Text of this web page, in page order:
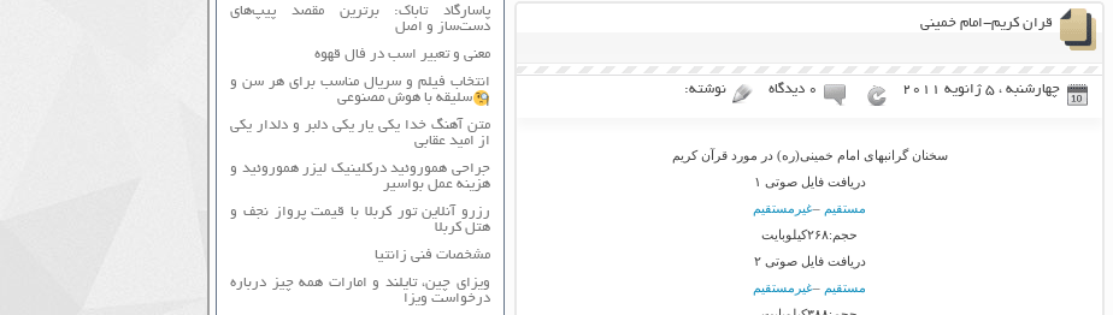
قران کریم-امام خمینی
چهارشنبه ، 5 ژانویه 2011 ۰ دیدگاه نوشته:
سخنان گرانبهای امام خمینی(ره) در مورد قرآن کریم
دریافت فایل صوتی ۱
مستقیم –غیرمستقیم
حجم:۲۶۸کیلوبایت
دریافت فایل صوتی ۲
مستقیم –غیرمستقیم
پاسارگاد تاباک: برترین مقصد پیپ‌های
دست‌ساز و اصل
معنی و تعبیر اسب در فال قهوه
انتخاب فیلم و سریال مناسب برای هر سن و
سلیقه با هوش مصنوعی
متن آهنگ خدا یکی یار یکی دلبر و دلدار یکی
از امید عقابی
جراحی هموروئید درکلینیک لیزر هموروئید و
هزینه عمل بواسیر
رزرو آنلاین تور کربلا با قیمت پرواز نجف و
هتل کربلا
مشخصات فنی زانتیا
ویزای چین، تایلند و امارات همه چیز درباره
درخواست ویزا